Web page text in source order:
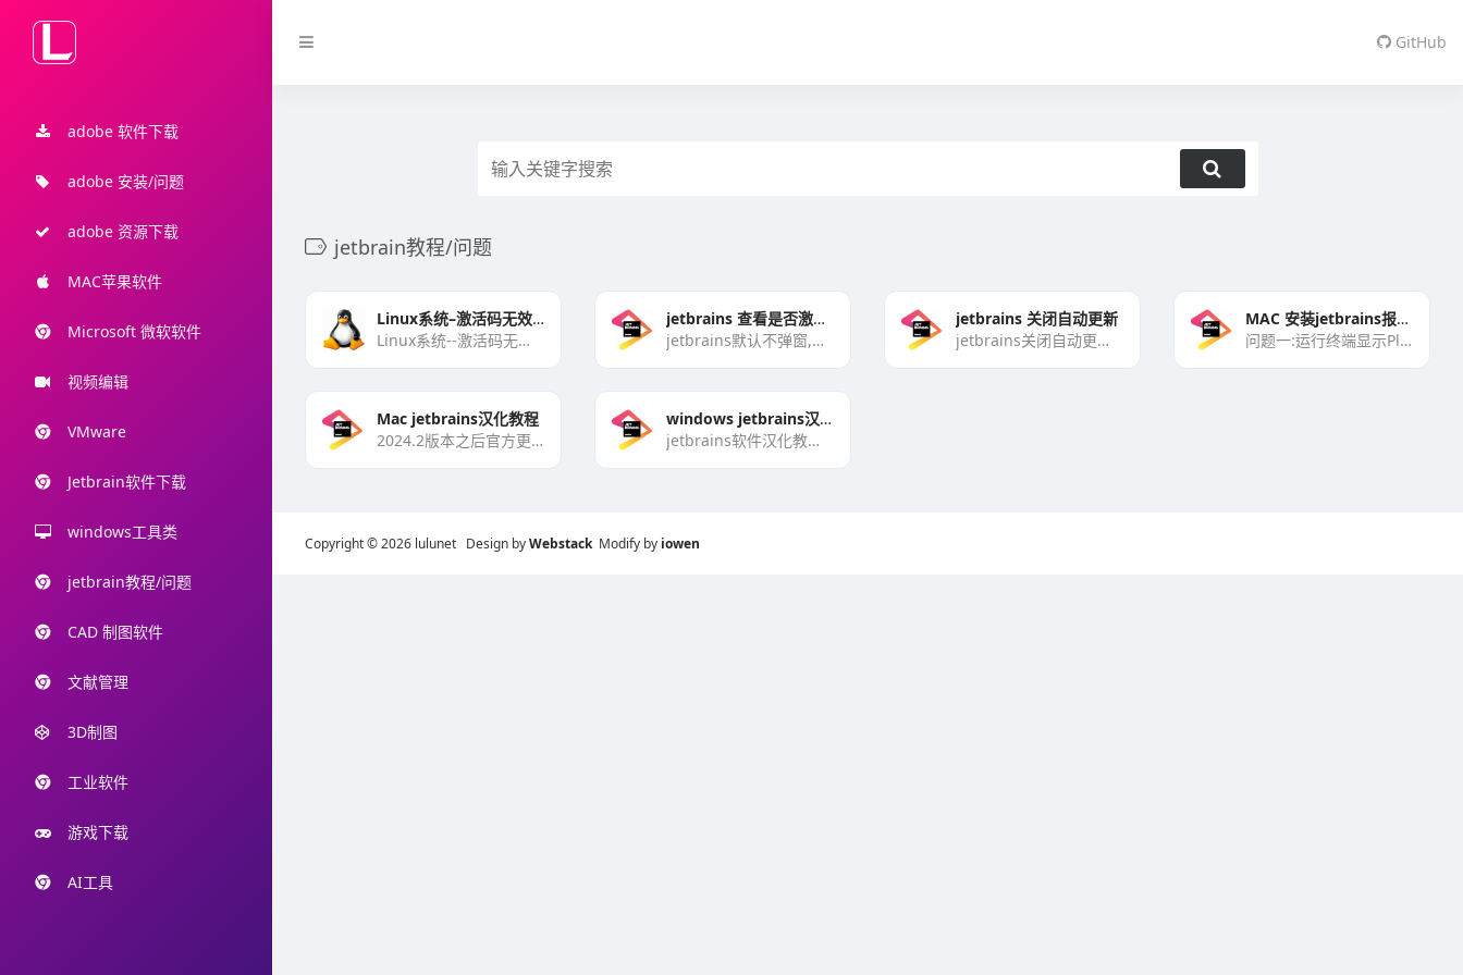
adobe 软件下载
adobe 安装/问题
adobe 资源下载
MAC苹果软件
Microsoft 微软软件
视频编辑
VMware
Jetbrain软件下载
windows工具类
jetbrain教程/问题
CAD 制图软件
文献管理
3D制图
工业软件
游戏下载
AI工具
GitHub
jetbrain教程/问题
Linux系统–激活码无效情况 解决方案
Linux系统--激活码无效情况解决方案提示：Keyisinvalid、Evaluationperi[…]
jetbrains 查看是否激活成功
jetbrains默认不弹窗,我么可以进入软件的编程界面查看激活是否成功,或者是否正常使用比如激活时间显示[…]
jetbrains 关闭自动更新
jetbrains关闭自动更新进入软件使用界面（编程界面）第一步：点击菜单栏File——>>[…]
MAC 安装jetbrains报错问题解决方案
问题一:运行终端显示PleasestartXXfirst!如果输入命令运行终端显示上图解决办法：[…]
Mac jetbrains汉化教程
2024.2版本之后官方更改了汉化方式，直接软件内选择语言即可，无需进入插件市场下载汉化插件。以下是：20[…]
windows jetbrains汉化教程
jetbrains软件汉化教程2024.2版本之后官方更改了汉化方式，直接软件内选择语言即可，无需进入插[…]
Copyright © 2026 lulunet Design byWebstackModify by iowen